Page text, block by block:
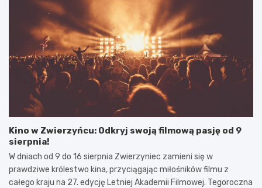
Kino w Zwierzyńcu: Odkryj swoją filmową pasję od 9
sierpnia!
W dniach od 9 do 16 sierpnia Zwierzyniec zamieni się w
prawdziwe królestwo kina, przyciągając miłośników filmu z
całego kraju na 27. edycję Letniej Akademii Filmowej. Tegoroczna